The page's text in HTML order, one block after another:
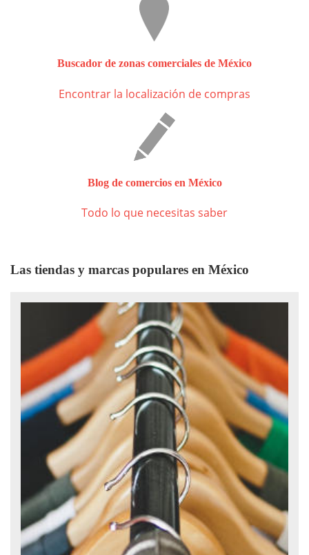
Buscador de zonas comerciales de México
Encontrar la localización de compras
Blog de comercios en México
Todo lo que necesitas saber
Las tiendas y marcas populares en México